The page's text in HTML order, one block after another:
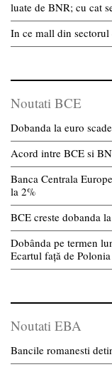
luate de BNR; cu cat
In ce mall din
Noutati BCE
Dobanda la euro
Acord intre BCE si
Banca Centrala
la 2%
BCE creste dobanda
Dobânda pe termen
Ecartul față de
Noutati EBA
Bancile romanesti